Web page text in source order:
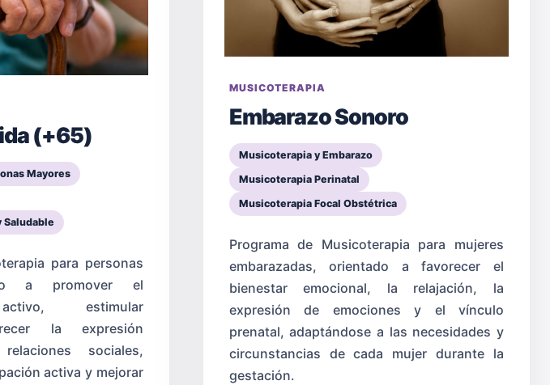
(+65)
Mayores
para personas
a promover el
estimular
la expresión
sociales,
activa y mejorar
MUSICOTERAPIA
Embarazo Sonoro
Musicoterapia y Embarazo
Musicoterapia Perinatal
Musicoterapia Focal Obstétrica
Programa de Musicoterapia para mujeres
embarazadas, orientado a favorecer el
bienestar emocional, la relajación, la
expresión de emociones y el vínculo
prenatal, adaptándose a las necesidades y
circunstancias de cada mujer durante la
gestación.